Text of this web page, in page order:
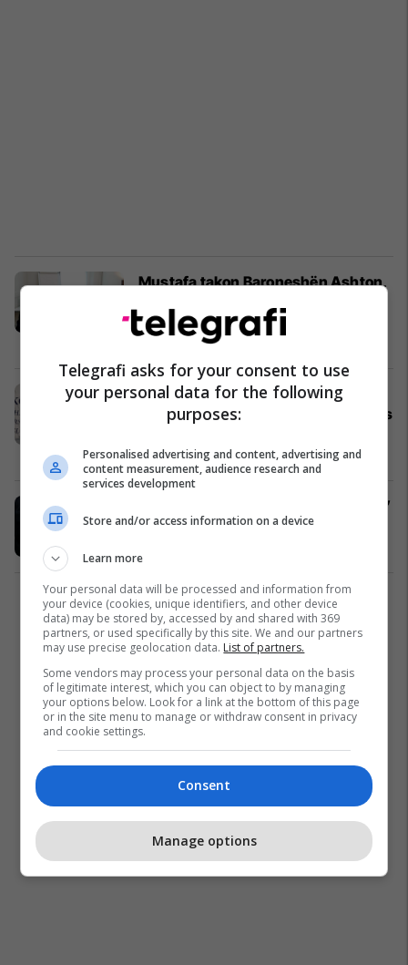
Mustafa takon Baroneshën Ashton,
bashkëpunimit
Kosovë 10/09/2019
Mustafa: Vuçiqi s’mund të na japë
urdhra, veriu është territor i Kosovës
Kosovë 08/09/2019
Deputetë e ministra, "të dashuruar”
në armë
1
Telegrafi asks for your consent to use
your personal data for the following
purposes:
Personalised advertising and content, advertising and
content measurement, audience research and
services development
Store and/or access information on a device
Learn more
Your personal data will be processed and information from
your device (cookies, unique identifiers, and other device
data) may be stored by, accessed by and shared with 369
partners, or used specifically by this site. We and our partners
may use precise geolocation data. List of partners.
Some vendors may process your personal data on the basis
of legitimate interest, which you can object to by managing
your options below. Look for a link at the bottom of this page
or in the site menu to manage or withdraw consent in privacy
and cookie settings.
Consent
Manage options